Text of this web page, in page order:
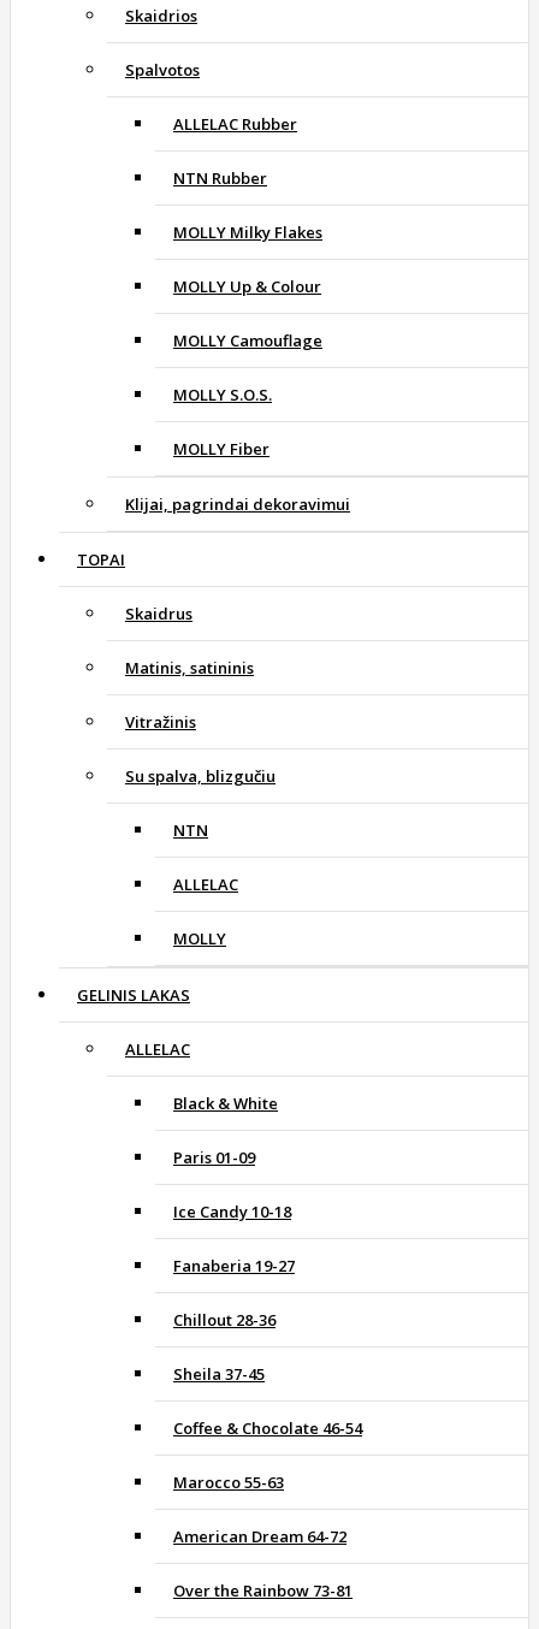
Skaidrios
Spalvotos
ALLELAC Rubber
NTN Rubber
MOLLY Milky Flakes
MOLLY Up & Colour
MOLLY Camouflage
MOLLY S.O.S.
MOLLY Fiber
Klijai, pagrindai dekoravimui
TOPAI
Skaidrus
Matinis, satininis
Vitražinis
Su spalva, blizgučiu
NTN
ALLELAC
MOLLY
GELINIS LAKAS
ALLELAC
Black & White
Paris 01-09
Ice Candy 10-18
Fanaberia 19-27
Chillout 28-36
Sheila 37-45
Coffee & Chocolate 46-54
Marocco 55-63
American Dream 64-72
Over the Rainbow 73-81